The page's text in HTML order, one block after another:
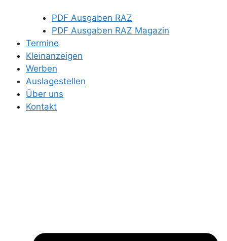
PDF Ausgaben RAZ
PDF Ausgaben RAZ Magazin
Termine
Kleinanzeigen
Werben
Auslagestellen
Über uns
Kontakt